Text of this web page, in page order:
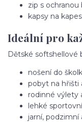
zip s
kapsy na
Ideální pro
Dětské softshellové
nošení do
pobyt na hřišti
rodinné výlety
lehké
jarní, podzimní